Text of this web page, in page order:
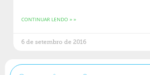
CONTINUAR LENDO » »
6 de setembro de 2016